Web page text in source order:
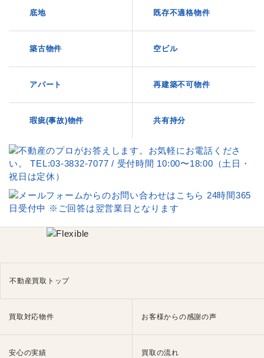
底地 既存不適格物件
築古物件 空ビル
アパート 再建築不可物件
瑕疵(事故)物件 共有持分
不動産買取トップ
買取対応物件 お客様からの感謝の声
安心の実績 買取の流れ